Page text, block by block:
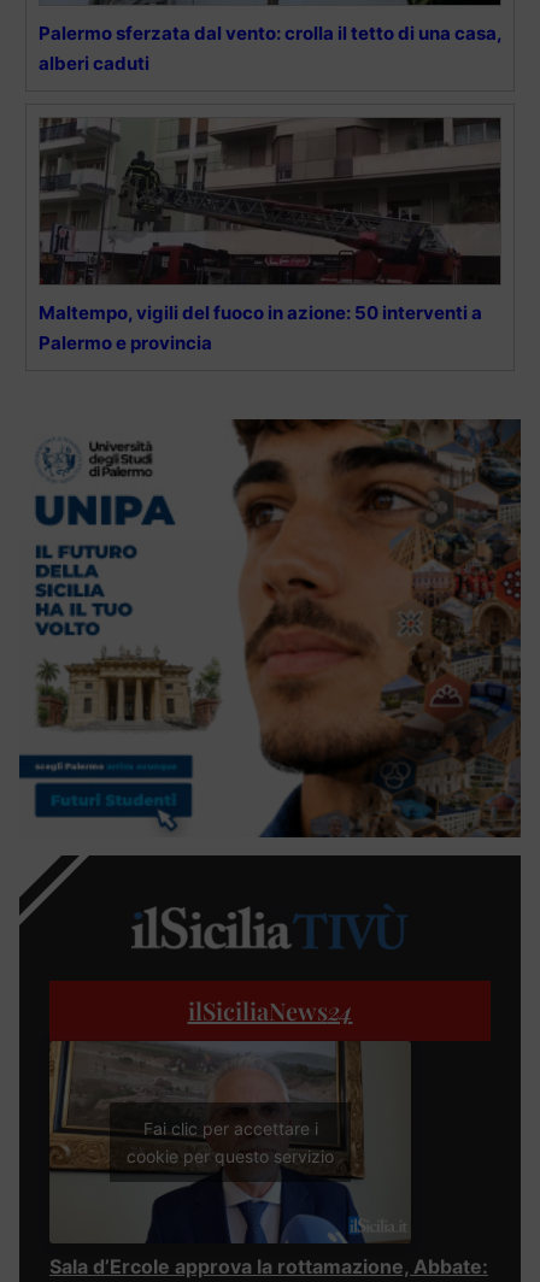
Palermo sferzata dal vento: crolla il tetto di una casa,
alberi caduti
Maltempo, vigili del fuoco in azione: 50 interventi a
Palermo e provincia
ilSiciliaNews24
Fai clic per accettare i
cookie per questo servizio
Sala d’Ercole approva la rottamazione, Abbate: